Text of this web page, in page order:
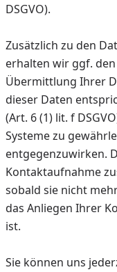
DSGVO).
Zusätzlich zu den
erhalten wir ggf.
Übermittlung Ihrer
dieser Daten
(Art. 6 (1) lit. f
Systeme zu
entgegenzuwirken.
Kontaktaufnahme
sobald sie nicht
das Anliegen Ihrer
ist.
Sie können uns